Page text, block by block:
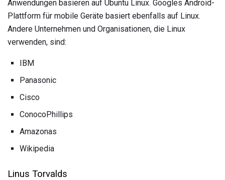
Anwendungen basieren auf Ubuntu Linux. Googles Android-
Plattform für mobile Geräte basiert ebenfalls auf Linux.
Andere Unternehmen und Organisationen, die Linux
verwenden, sind:
IBM
Panasonic
Cisco
ConocoPhillips
Amazonas
Wikipedia
Linus Torvalds